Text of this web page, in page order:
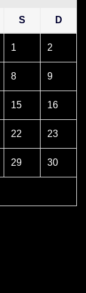
S D
1 2
8 9
15 16
22 23
29 30